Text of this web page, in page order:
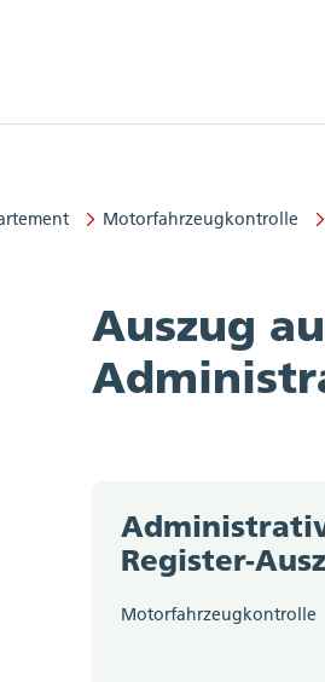
Motorfahrzeugkontrolle
Auszug
Register-
Motorfahrzeugkontrolle